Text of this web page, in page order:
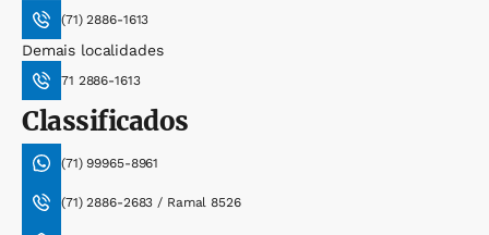
(71) 2886-1613
Demais localidades
71 2886-1613
Classificados
(71) 99965-8961
(71) 2886-2683 / Ramal 8526